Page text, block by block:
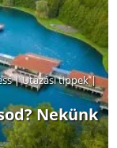
|Utazási tippek|
Nekünk